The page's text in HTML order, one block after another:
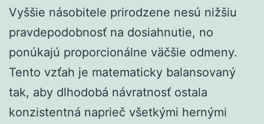
Vyššie násobitele prirodzene nesú nižšiu
pravdepodobnosť na dosiahnutie, no
ponúkajú proporcionálne väčšie odmeny.
Tento vzťah je matematicky balansovaný
tak, aby dlhodobá návratnosť ostala
konzistentná naprieč všetkými hernými